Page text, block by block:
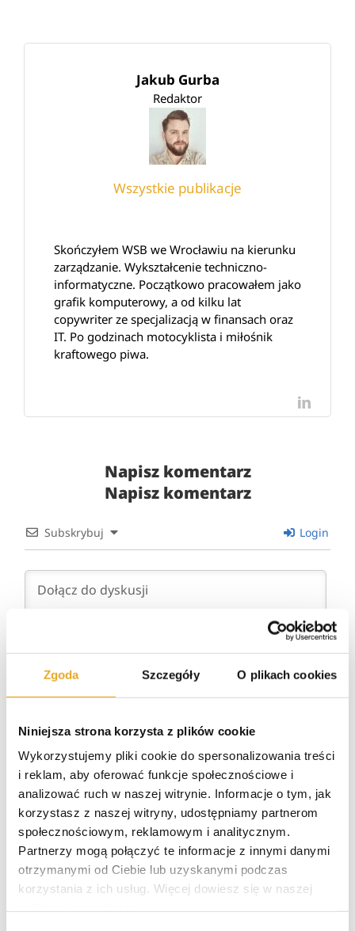
Zgoda Szczegóły O plikach cookies
Niniejsza strona korzysta z plików cookie
Wykorzystujemy pliki cookie do spersonalizowania treści
i reklam, aby oferować funkcje społecznościowe i
analizować ruch w naszej witrynie. Informacje o tym, jak
korzystasz z naszej witryny, udostępniamy partnerom
społecznościowym, reklamowym i analitycznym.
Partnerzy mogą połączyć te informacje z innymi danymi
otrzymanymi od Ciebie lub uzyskanymi podczas
korzystania z ich usług. Więcej dowiesz się w naszej
Jakub Gurba
Redaktor
Wszystkie publikacje
Skończyłem WSB we Wrocławiu na kierunku
zarządzanie. Wykształcenie techniczno-
informatyczne. Początkowo pracowałem jako
grafik komputerowy, a od kilku lat
copywriter ze specjalizacją w finansach oraz
IT. Po godzinach motocyklista i miłośnik
kraftowego piwa.
LinkedIn
Napisz komentarz
Napisz komentarz
Subskrybuj Login
1KOMENTARZ
Grzegorz 4 lata temu
Obsługa to totalne dno nie polecam
0 Odpowiedz